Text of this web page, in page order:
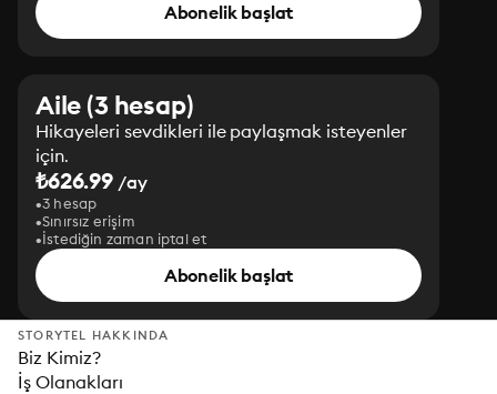
Abonelik başlat
Aile (3 hesap)
Hikayeleri sevdikleri ile paylaşmak isteyenler
için.
₺626.99 /ay
3 hesap
Sınırsız erişim
İstediğin zaman iptal et
Abonelik başlat
STORYTEL HAKKINDA
Biz Kimiz?
İş Olanakları